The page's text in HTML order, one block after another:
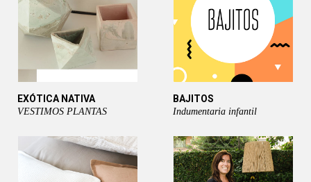
EXÓTICA NATIVA
VESTIMOS PLANTAS
BAJITOS
Indumentaria infantil